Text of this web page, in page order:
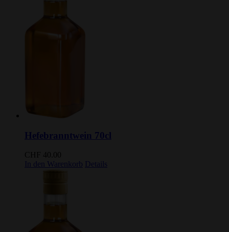
Hefebranntwein 70cl
CHF
40.00
In den Warenkorb
Details